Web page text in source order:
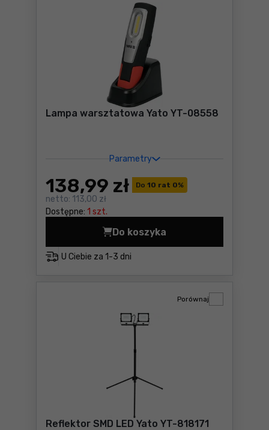
Lampa warsztatowa Yato YT-08558
Parametry
Do 10 rat 0%
138,99 zł
netto: 113,00 zł
Dostępne: 1 szt.
U Ciebie za 1-3 dni
Do koszyka
Lampa warsztatowa Yato
Reflektor SMD LED Yato YT-818171
Porównaj